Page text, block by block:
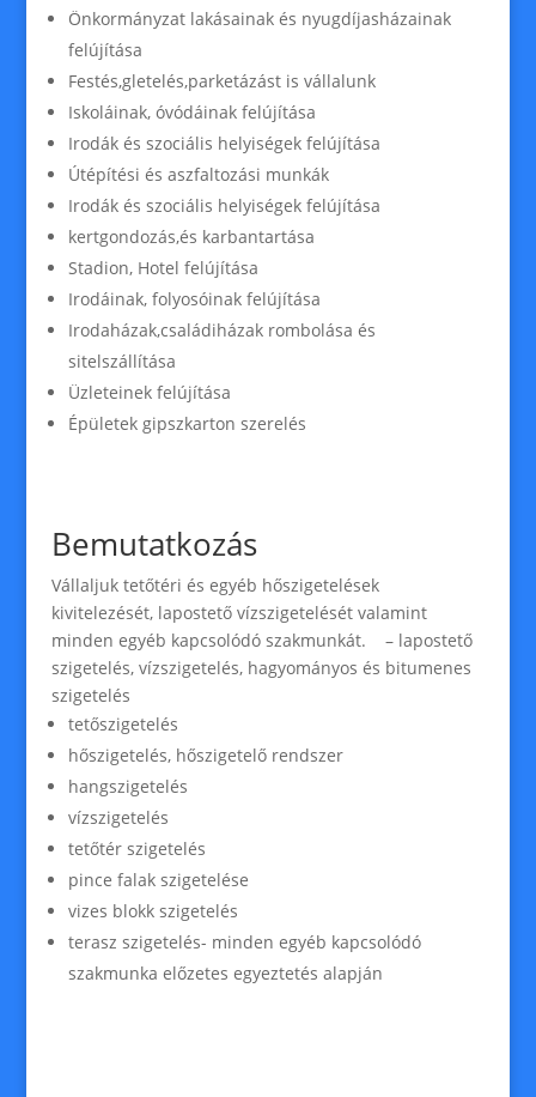
Önkormányzat lakásainak és nyugdíjasházainak
felújítása
Festés,gletelés,parketázást is vállalunk
Iskoláinak, óvódáinak felújítása
Irodák és szociális helyiségek felújítása
Útépítési és aszfaltozási munkák
Irodák és szociális helyiségek felújítása
kertgondozás,és karbantartása
Stadion, Hotel felújítása
Irodáinak, folyosóinak felújítása
Irodaházak,családiházak rombolása és
sitelszállítása
Üzleteinek felújítása
Épületek gipszkarton szerelés
Bemutatkozás
Vállaljuk tetőtéri és egyéb hőszigetelések
kivitelezését, lapostető vízszigetelését valamint
minden egyéb kapcsolódó szakmunkát. – lapostető
szigetelés, vízszigetelés, hagyományos és bitumenes
szigetelés
tetőszigetelés
hőszigetelés, hőszigetelő rendszer
hangszigetelés
vízszigetelés
tetőtér szigetelés
pince falak szigetelése
vizes blokk szigetelés
terasz szigetelés- minden egyéb kapcsolódó
szakmunka előzetes egyeztetés alapján